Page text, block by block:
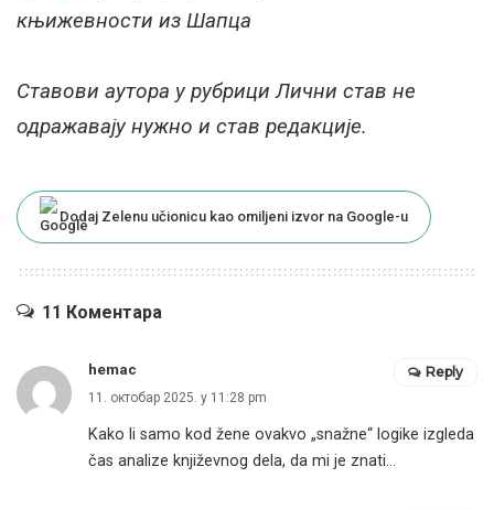
књижевности из Шапца
Ставови аутора у рубрици Лични став не
одражавају нужно и став редакције.
Dodaj Zelenu učionicu kao omiljeni izvor na Google-u
11 Коментара
hemac
11. октобар 2025. у 11:28 pm
Kako li samo kod žene ovakvo „snažne“ logike izgleda
čas analize književnog dela, da mi je znati…
Reply